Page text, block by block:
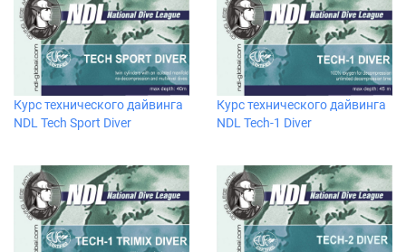
Курс технического дайвинга
NDL Tech Sport Diver
Курс технического дайвинга
NDL Tech-1 Diver